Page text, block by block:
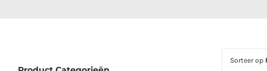
Sorteer op